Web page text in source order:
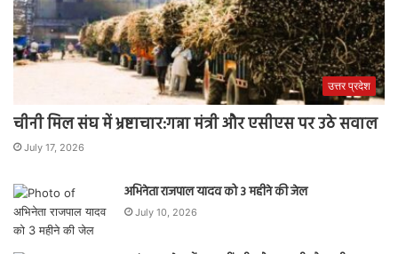
उत्तर प्रदेश
चीनी मिल संघ में भ्रष्टाचार:गन्ना मंत्री और एसीएस पर उठे सवाल
July 17, 2026
अभिनेता राजपाल यादव को 3 महीने की जेल
July 10, 2026